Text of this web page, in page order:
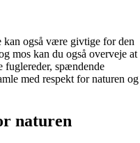
kan også være givtige for den
mos kan du også overveje at
fuglereder, spændende
med respekt for naturen og
naturen